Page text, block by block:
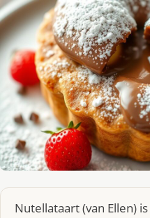
Nutellataart (van Ellen)